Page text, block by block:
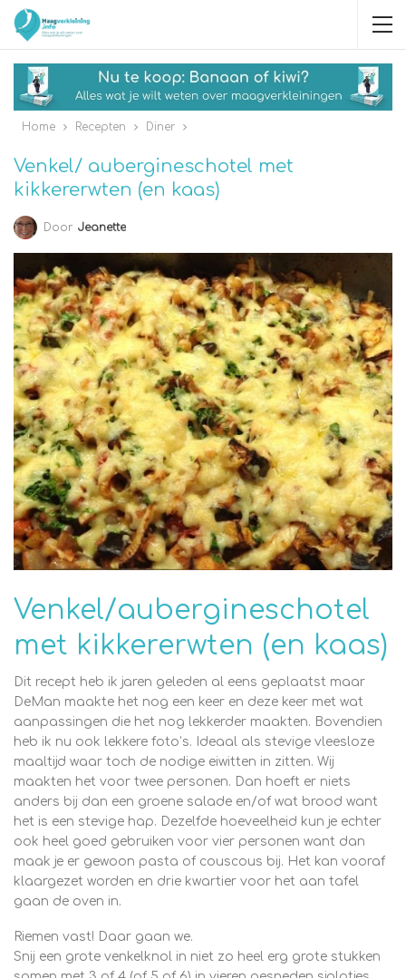
Home Recepten Diner
Venkel/ aubergineschotel met
kikkererwten (en kaas)
Door Jeanette
Venkel/aubergineschotel
met kikkererwten (en kaas)
Dit recept heb ik jaren geleden al eens geplaatst maar
DeMan maakte het nog een keer en deze keer met wat
aanpassingen die het nog lekkerder maakten. Bovendien
heb ik nu ook lekkere foto’s. Ideaal als stevige vleesloze
maaltijd waar toch de nodige eiwitten in zitten. Wij
maakten het voor twee personen. Dan hoeft er niets
anders bij dan een groene salade en/of wat brood want
het is een stevige hap. Dezelfde hoeveelheid kun je echter
ook heel goed gebruiken voor vier personen want dan
maak je er gewoon pasta of couscous bij. Het kan vooraf
klaargezet worden en drie kwartier voor het aan tafel
gaan de oven in.
Riemen vast! Daar gaan we.
Snij een grote venkelknol in niet zo heel erg grote stukken